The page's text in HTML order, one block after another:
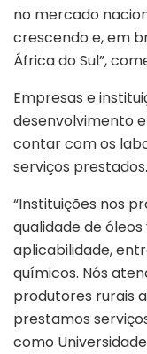
no mercado
crescendo e, em
África do Sul”,
Empresas e
desenvolvimento
contar com os
serviços prestados.
“Instituições nos
qualidade de
aplicabilidade,
químicos. Nós
produtores rurais
prestamos
como